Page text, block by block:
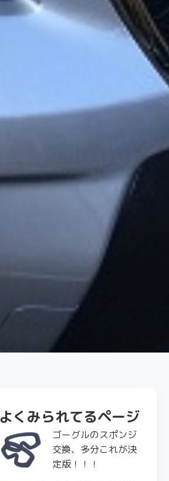
よくみられてるページ
ゴーグルのスポンジ
交換、多分これが決
定版！！！